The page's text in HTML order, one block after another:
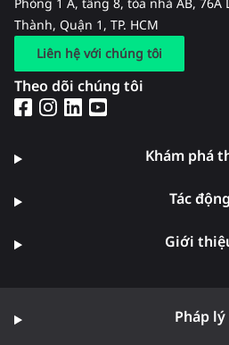
Phòng 1 A, tầng 8, tòa nhà AB, 76A
Thành, Quận 1, TP. HCM
Liên hệ với chúng tôi
Theo dõi chúng tôi
Khám phá
Tác động
Giới
Pháp lý